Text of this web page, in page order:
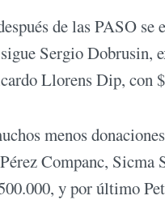
de las PASO se
Sergio Dobrusin,
Llorens Dip, con
menos
Companc, Sicma
y por último